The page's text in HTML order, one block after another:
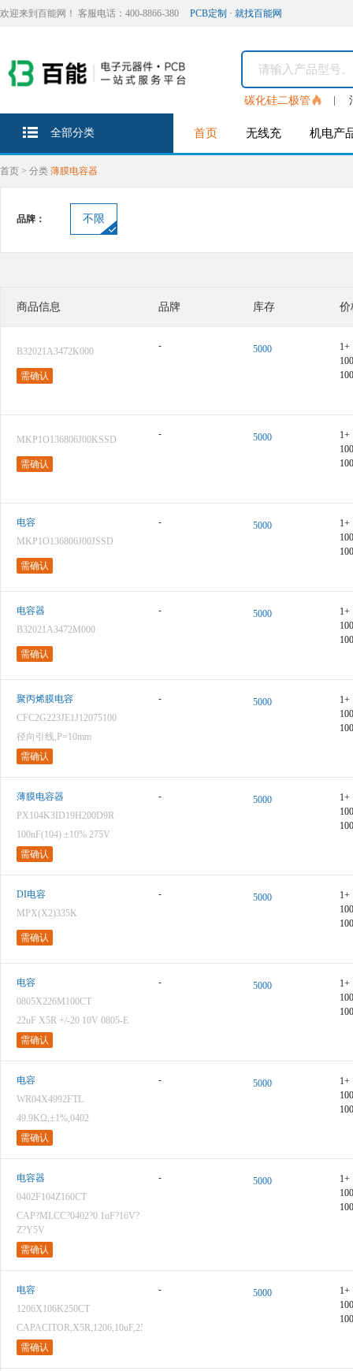
欢迎来到百能网！ 客服电话：400-8866-380 PCB定制 · 就找百能网
碳化硅二极管
全部分类 首页 无线充 机电产
首页 > 分类 薄膜电容器
品牌： 不限
商品信息 品牌 库存 价
B32021A3472K000
需确认
- 5000
1+
MKP1O136806J00KSSD
需确认
- 5000
1+
电容
MKP1O136806J00JSSD
需确认
- 5000
1+
电容器
B32021A3472M000
需确认
- 5000
1+
聚丙烯膜电容
CFC2G223JE1J12075100
径向引线,P=10mm
需确认
- 5000
1+
薄膜电容器
PX104K3ID19H200D9R
100nF(104) ±10% 275V
需确认
- 5000
1+
DI电容
MPX(X2)335K
需确认
- 5000
1+
电容
0805X226M100CT
22uF X5R +/-20 10V 0805-E
需确认
- 5000
1+
电容
WR04X4992FTL
49.9KΩ,±1%,0402
需确认
- 5000
1+
电容器
0402F104Z160CT
CAP?MLCC?0402?0.1uF?16V?
Z?Y5V
需确认
- 5000
1+
电容
1206X106K250CT
CAPACITOR,X5R,1206,10uF,25V,10%
需确认
- 5000
1+